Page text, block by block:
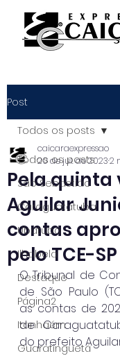
Post
Todos os posts
São Sebastião
Caraguatatuba
Ubatuba
Ilhabela
Destaque
Página2
Itanhaém
Guaratinguetá
Todos os posts
Pela quinta
Aguilar
contas
pelo TCE-SP
caicaraexpressao
20 de jul. de 20232
O Tribunal de
de São Paulo
as contas de
de
do prefeito